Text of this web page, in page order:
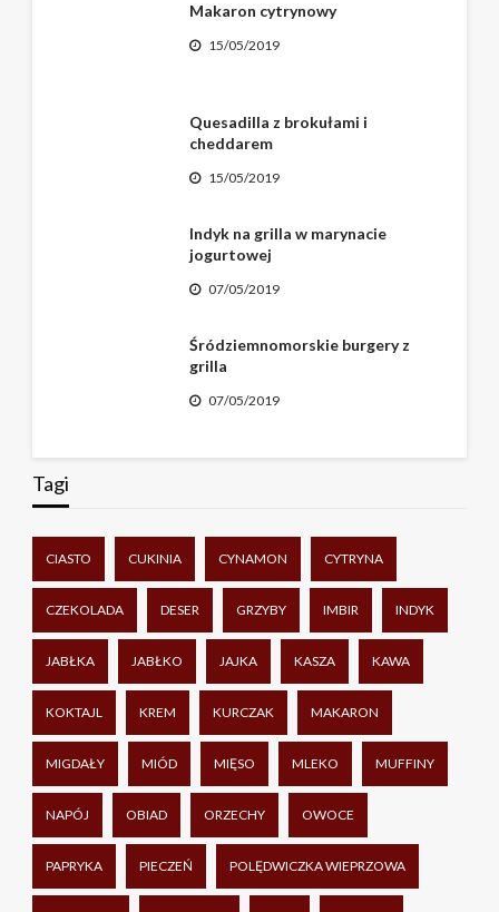
Makaron cytrynowy
15/05/2019
Quesadilla z brokułami i
cheddarem
15/05/2019
Indyk na grilla w marynacie
jogurtowej
07/05/2019
Śródziemnomorskie burgery z
grilla
07/05/2019
Tagi
CIASTO CUKINIA CYNAMON CYTRYNA
CZEKOLADA DESER GRZYBY IMBIR INDYK
JABŁKA JABŁKO JAJKA KASZA KAWA
KOKTAJL KREM KURCZAK MAKARON
MIGDAŁY MIÓD MIĘSO MLEKO MUFFINY
NAPÓJ OBIAD ORZECHY OWOCE
PAPRYKA PIECZEŃ POLĘDWICZKA WIEPRZOWA